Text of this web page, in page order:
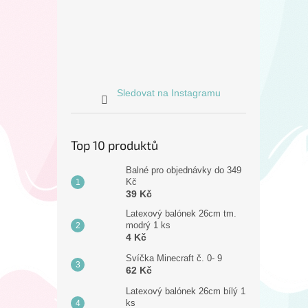
Sledovat na Instagramu
Top 10 produktů
Balné pro objednávky do 349
Kč
39 Kč
Latexový balónek 26cm tm.
modrý 1 ks
4 Kč
Svíčka Minecraft č. 0- 9
62 Kč
Latexový balónek 26cm bílý 1
ks